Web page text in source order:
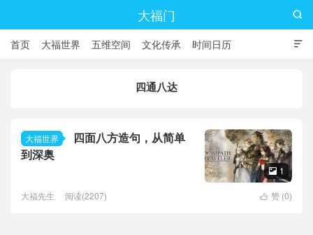
大福门

首页 大福世界 五维空间 文化传承 时间日历

四通八达
大福世界
四面八方造句，从简单
到深奥
 1
 赞 (0)
大福先生 阅读(2207)